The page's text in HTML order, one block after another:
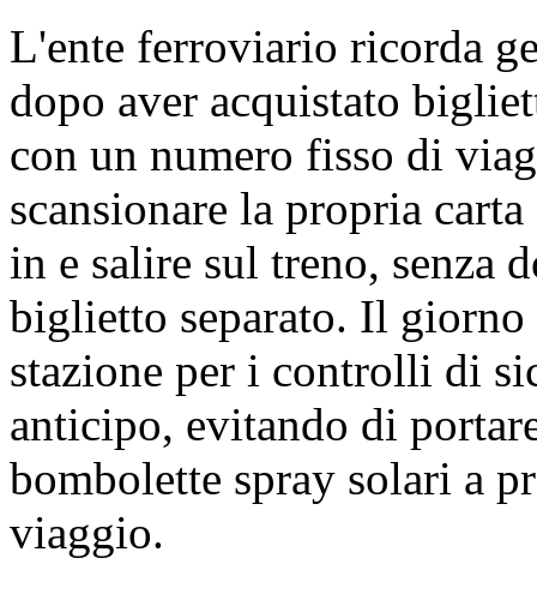
L'ente ferroviario ricorda
dopo aver acquistato
con un numero fisso di
scansionare la propria
in e salire sul treno, senza
biglietto separato. Il
stazione per i controlli di
anticipo, evitando di
bombolette spray solari a
viaggio.